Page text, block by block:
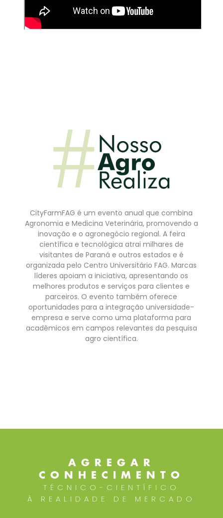
CityFarmFAG é um evento anual que combina
Agronomia e Medicina Veterinária, promovendo a
inovação e o agronegócio regional. A feira
científica e tecnológica atrai milhares de
visitantes de Paraná e outros estados e é
organizada pelo Centro Universitário FAG. Marcas
líderes apoiam a iniciativa, apresentando os
melhores produtos e serviços para clientes e
parceiros. O evento também oferece
oportunidades para a integração universidade-
empresa e serve como uma plataforma para
acadêmicos em campos relevantes da pesquisa
agro científica.
AGREGAR
CONHECIMENTO
TÉCNICO-CIENTÍFICO
À REALIDADE DE MERCADO